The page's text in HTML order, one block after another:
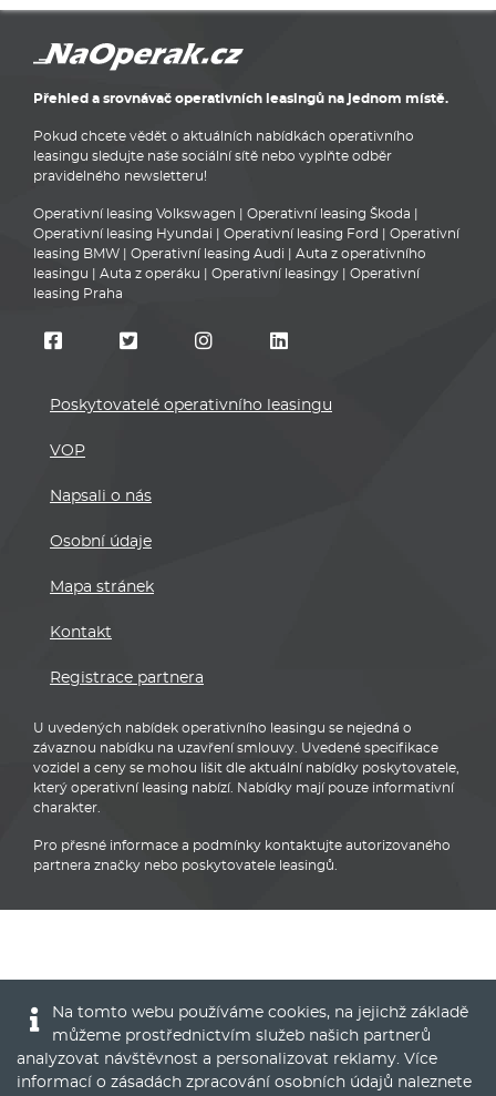
Přehled a srovnávač operativních leasingů na jednom místě.
Pokud chcete vědět o aktuálních nabídkách operativního
leasingu sledujte naše sociální sítě nebo vyplňte odběr
pravidelného newsletteru!
Operativní leasing Volkswagen Operativní leasing Škoda
Operativní leasing Hyundai
Operativní leasing Ford
Operativní
leasing BMW
Operativní leasing Audi
Auta z operativního
leasingu
Auta z operáku Operativní leasingy
Operativní
leasing Praha
Poskytovatelé operativního leasingu
VOP
Napsali o nás
Osobní údaje
Mapa stránek
Kontakt
Registrace partnera
U uvedených nabídek operativního leasingu se nejedná o
závaznou nabídku na uzavření smlouvy. Uvedené specifikace
vozidel a ceny se mohou lišit dle aktuální nabídky poskytovatele,
který operativní leasing nabízí. Nabídky mají pouze informativní
charakter.
Pro přesné informace a podmínky kontaktujte autorizovaného
partnera značky nebo poskytovatele leasingů.
BMW
Na tomto webu používáme cookies, na jejichž základě
můžeme prostřednictvím služeb našich partnerů
analyzovat návštěvnost a personalizovat reklamy. Více
informací o zásadách zpracování osobních údajů naleznete